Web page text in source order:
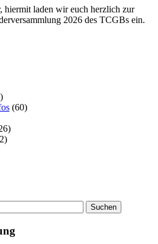
hiermit laden wir euch herzlich zur
2026 des TCGBs ein.
(60)